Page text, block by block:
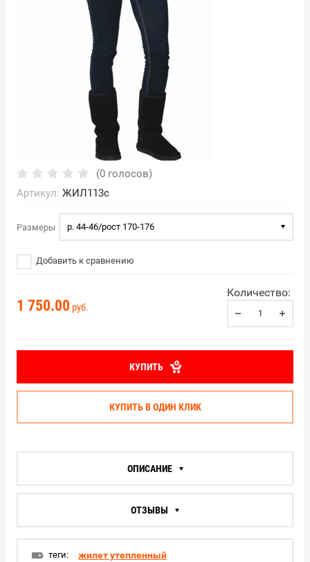
(0 голосов)
Артикул: ЖИЛ113с
Размеры р. 44-46/рост 170-176
Добавить к сравнению
1 750.00 руб.
Количество:
КУПИТЬ
КУПИТЬ В ОДИН КЛИК
ОПИСАНИЕ
ОТЗЫВЫ
теги: жилет утепленный